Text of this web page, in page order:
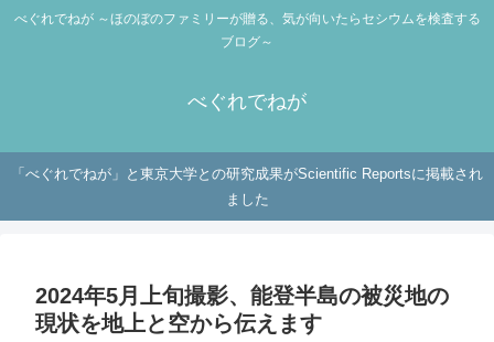
べぐれでねが ～ほのぼのファミリーが贈る、気が向いたらセシウムを検査する
ブログ～
べぐれでねが
「べぐれでねが」と東京大学との研究成果がScientific Reportsに掲載され
ました
2024年5月上旬撮影、能登半島の被災地の
現状を地上と空から伝えます